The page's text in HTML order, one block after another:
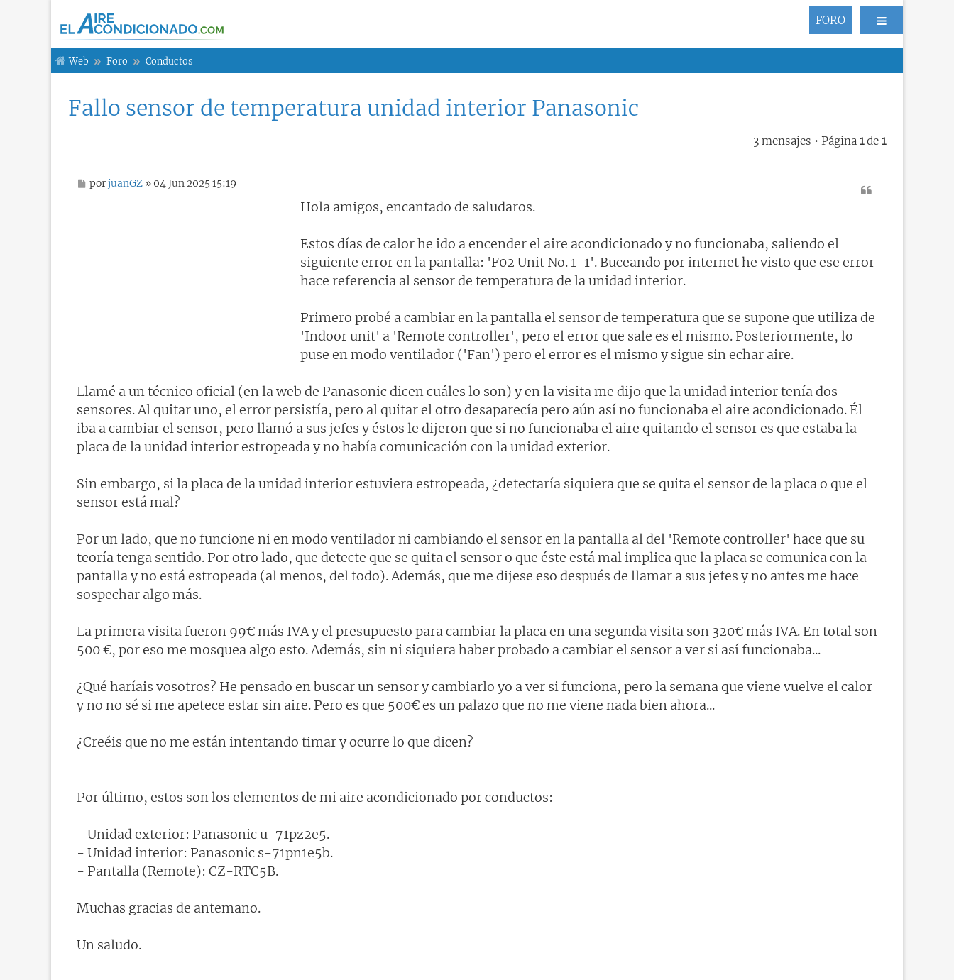
FORO
Web Foro Conductos
Fallo sensor de temperatura unidad interior Panasonic
3 mensajes • Página 1de 1
M
porjuanGZ » 04 Jun 2025 15:19
Hola amigos, encantado de saludaros.
Estos días de calor he ido a encender el aire acondicionado y no funcionaba, saliendo el
siguiente error en la pantalla: 'F02 Unit No. 1-1'. Buceando por internet he visto que ese error
hace referencia al sensor de temperatura de la unidad interior.
Primero probé a cambiar en la pantalla el sensor de temperatura que se supone que utiliza de
'Indoor unit' a 'Remote controller', pero el error que sale es el mismo. Posteriormente, lo
puse en modo ventilador ('Fan') pero el error es el mismo y sigue sin echar aire.
Llamé a un técnico oficial (en la web de Panasonic dicen cuáles lo son) y en la visita me dijo que la unidad interior tenía dos
sensores. Al quitar uno, el error persistía, pero al quitar el otro desaparecía pero aún así no funcionaba el aire acondicionado. Él
iba a cambiar el sensor, pero llamó a sus jefes y éstos le dijeron que si no funcionaba el aire quitando el sensor es que estaba la
placa de la unidad interior estropeada y no había comunicación con la unidad exterior.
Sin embargo, si la placa de la unidad interior estuviera estropeada, ¿detectaría siquiera que se quita el sensor de la placa o que el
sensor está mal?
Por un lado, que no funcione ni en modo ventilador ni cambiando el sensor en la pantalla al del 'Remote controller' hace que su
teoría tenga sentido. Por otro lado, que detecte que se quita el sensor o que éste está mal implica que la placa se comunica con la
pantalla y no está estropeada (al menos, del todo). Además, que me dijese eso después de llamar a sus jefes y no antes me hace
sospechar algo más.
La primera visita fueron 99€ más IVA y el presupuesto para cambiar la placa en una segunda visita son 320€ más IVA. En total son
500 €, por eso me mosquea algo esto. Además, sin ni siquiera haber probado a cambiar el sensor a ver si así funcionaba...
¿Qué haríais vosotros? He pensado en buscar un sensor y cambiarlo yo a ver si funciona, pero la semana que viene vuelve el calor
y no no sé si me apetece estar sin aire. Pero es que 500€ es un palazo que no me viene nada bien ahora...
¿Creéis que no me están intentando timar y ocurre lo que dicen?
Por último, estos son los elementos de mi aire acondicionado por conductos:
- Unidad exterior: Panasonic u-71pz2e5.
- Unidad interior: Panasonic s-71pn1e5b.
- Pantalla (Remote): CZ-RTC5B.
Muchas gracias de antemano.
Un saludo.